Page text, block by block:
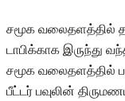
சமூக வலைதளத்தில்
டாபிக்காக இருந்து
சமூக வலைதளத்தில்
பீட்டர் பவுலின்